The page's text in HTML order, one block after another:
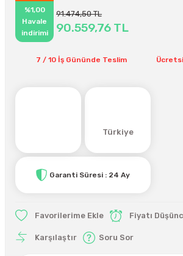
%1,00
Havale
indirimi
91.474,50 TL
90.559,76 TL
7 / 10 İş Gününde Teslim
Türkiye
Garanti Süresi : 24 Ay
Fiyatı
Karşılaştır Soru Sor